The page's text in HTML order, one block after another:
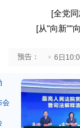
[全党
[从"向新""
闻发布会 6日
会